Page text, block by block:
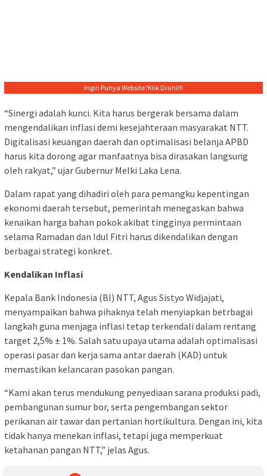
Ingin Punya Website?Klik Disini!!!
“Sinergi adalah kunci. Kita harus bergerak bersama dalam
mengendalikan inflasi demi kesejahteraan masyarakat NTT.
Digitalisasi keuangan daerah dan optimalisasi belanja APBD
harus kita dorong agar manfaatnya bisa dirasakan langsung
oleh rakyat,” ujar Gubernur Melki Laka Lena.
Dalam rapat yang dihadiri oleh para pemangku kepentingan
ekonomi daerah tersebut, pemerintah menegaskan bahwa
kenaikan harga bahan pokok akibat tingginya permintaan
selama Ramadan dan Idul Fitri harus dikendalikan dengan
berbagai strategi konkret.
Kendalikan Inflasi
Kepala Bank Indonesia (BI) NTT, Agus Sistyo Widjajati,
menyampaikan bahwa pihaknya telah menyiapkan betrbagai
langkah guna menjaga inflasi tetap terkendali dalam rentang
target 2,5% ± 1%. Salah satu upaya utama adalah optimalisasi
operasi pasar dan kerja sama antar daerah (KAD) untuk
memastikan kelancaran pasokan pangan.
“Kami akan terus mendukung penyediaan sarana produksi padi,
pembangunan sumur bor, serta pengembangan sektor
perikanan air tawar dan pertanian hortikultura. Dengan ini, kita
tidak hanya menekan inflasi, tetapi juga memperkuat
ketahanan pangan NTT,” jelas Agus.